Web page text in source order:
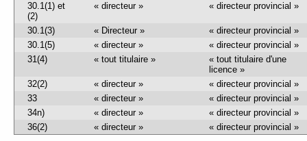
30.1(1) et
(2)
« directeur » « directeur provincial »
30.1(3) « Directeur »
« directeur provincial »
30.1(5)
« directeur »
« directeur provincial »
31(4)
« tout titulaire »
« tout titulaire d'une
licence »
32(2)
« directeur »
« directeur provincial »
33
« directeur »
« directeur provincial »
34n)
« directeur »
« directeur provincial »
36(2)
« directeur » « directeur provincial »